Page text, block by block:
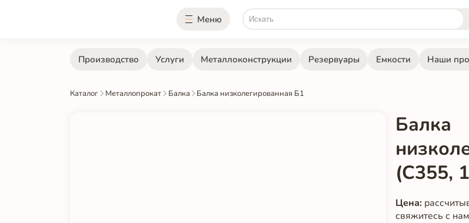
Меню
Производство Услуги Металлоконструкции Резервуары Емкости Наши
Каталог Металлопрокат Балка Балка низколегированная Б1
Балка
(С355,
Цена:
свяжитесь с